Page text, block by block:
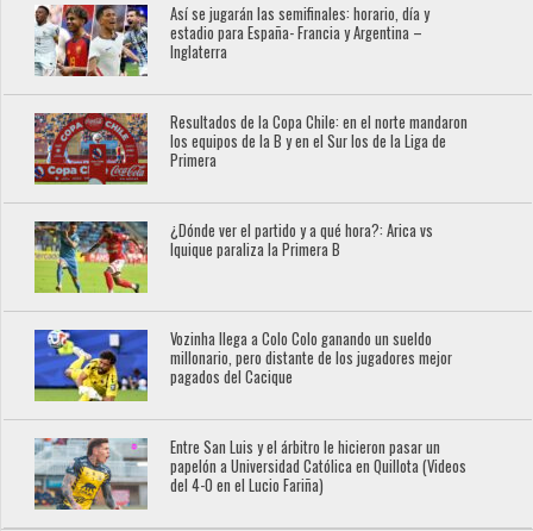
Así se jugarán las semifinales: horario, día y
estadio para España- Francia y Argentina –
Inglaterra
Resultados de la Copa Chile: en el norte mandaron
los equipos de la B y en el Sur los de la Liga de
Primera
¿Dónde ver el partido y a qué hora?: Arica vs
Iquique paraliza la Primera B
Vozinha llega a Colo Colo ganando un sueldo
millonario, pero distante de los jugadores mejor
pagados del Cacique
Entre San Luis y el árbitro le hicieron pasar un
papelón a Universidad Católica en Quillota (Videos
del 4-0 en el Lucio Fariña)